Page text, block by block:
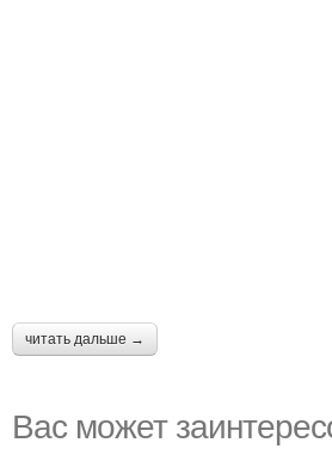
читать дальше →
Вас может